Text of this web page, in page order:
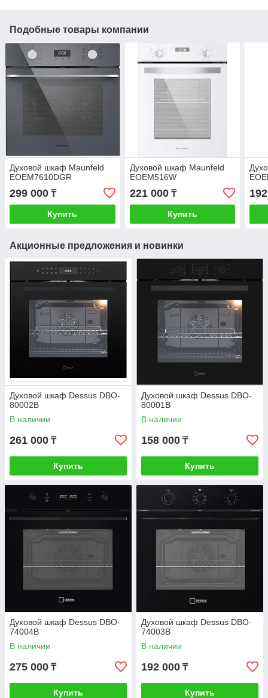
Подобные товары компании
Духовой шкаф Maunfeld
EOEM7610DGR
299 000 ₸
Купить
Духовой шкаф Maunfeld
EOEM516W
221 000₸
Купить
Акционные предложения и новинки
Духовой шкаф Dessus DBO-
80002B
В наличии
261 000 ₸
Купить
Духовой шкаф Dessus DBO-
80001B
В наличии
158 000 ₸
Купить
Духовой шкаф Dessus DBO-
74004B
В наличии
275 000 ₸
Купить
Духовой шкаф Dessus DBO-
74003B
В наличии
192 000 ₸
Купить